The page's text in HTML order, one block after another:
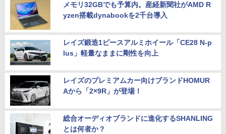
メモリ32GBでも予算内。産経新聞社がAMD R
yzen搭載dynabookを2千台導入
レイズ鍛造1ピースアルミホイール「CE28 N-p
lus」軽量なままに剛性を向上
レイズのプレミアムカー向けブランドHOMUR
Aから「2×9R」が登場！
総合オーディオブランドに進化するSHANLING
とは何者か？